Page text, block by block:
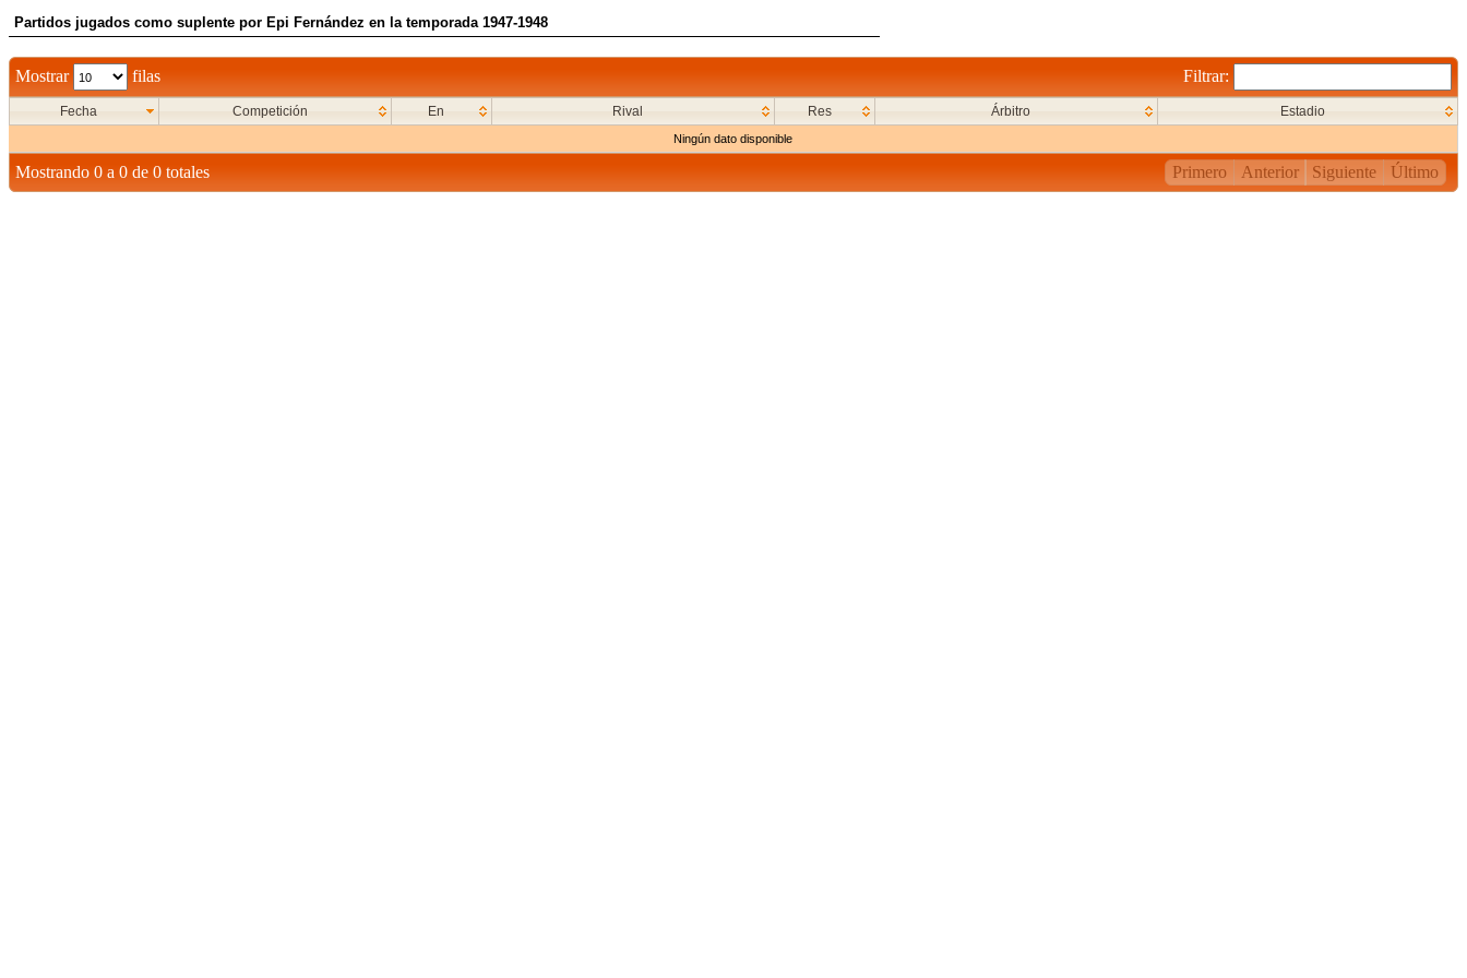
Partidos jugados como suplente por Epi Fernández en la temporada 1947-1948
Mostrar filas Filtrar:
Fecha Competición En Rival Res Árbitro Estadio
Ningún dato disponible
Mostrando 0 a 0 de 0 totales Primero Anterior Siguiente Último